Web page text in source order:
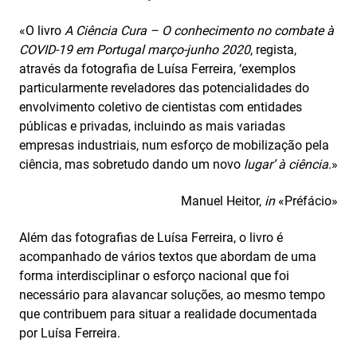
«O livro A Ciência Cura – O conhecimento no combate à
COVID-19 em Portugal março‑junho 2020, regista,
através da fotografia de Luísa Ferreira, ‘exemplos
particularmente reveladores das potencialidades do
envolvimento coletivo de cientistas com entidades
públicas e privadas, incluindo as mais variadas
empresas industriais, num esforço de mobilização pela
ciência, mas sobretudo dando um novo lugar’ à ciência.»
Manuel Heitor, in «Préfácio»
Além das fotografias de Luísa Ferreira, o livro é
acompanhado de vários textos que abordam de uma
forma interdisciplinar o esforço nacional que foi
necessário para alavancar soluções, ao mesmo tempo
que contribuem para situar a realidade documentada
por Luísa Ferreira.